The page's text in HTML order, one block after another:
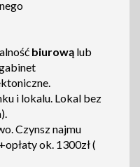
biurową lub
i lokalu. Lokal bez
Czynsz najmu
ok. 1300zł (